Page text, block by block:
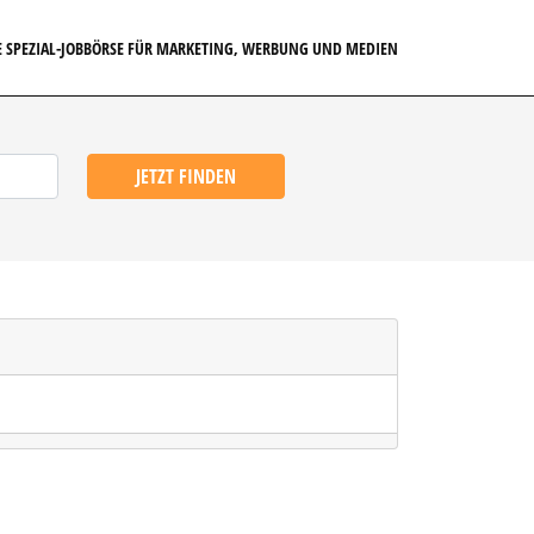
SPEZIAL-JOBBÖRSE FÜR MARKETING, WERBUNG UND MEDIEN
JETZT FINDEN